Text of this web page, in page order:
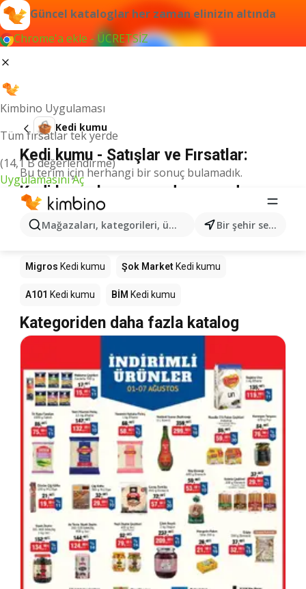
Güncel kataloglar her zaman elinizin altında
Chrome'a ekle - ÜCRETSİZ
Kimbino Uygulaması
Tüm fırsatlar tek yerde
(14,1 B değerlendirme)
Uygulamasını Aç
Mağazaları, kategorileri, ürünleri arayın... Bir şehir seçin
Kedi kumu
Kedi kumu - Satışlar ve Fırsatlar:
Bu terim için herhangi bir sonuç bulamadık.
Kedi kumu kampanyada - nereden
alınır?
Migros Kedi kumu Şok Market Kedi kumu
A101 Kedi kumu BİM Kedi kumu
Kategoriden daha fazla katalog